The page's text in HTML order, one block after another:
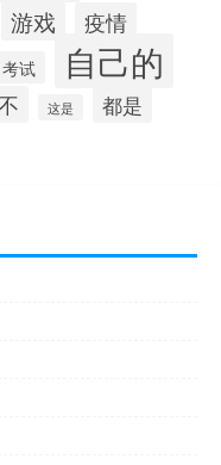
游戏 疫情
考试 自己的
这是 都是